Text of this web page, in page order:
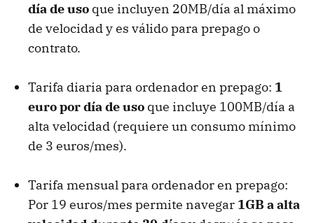
día de uso que incluyen 20MB/día al máximo
de velocidad y es válido para prepago o
contrato.
Tarifa diaria para ordenador en prepago: 1
euro por día de uso que incluye 100MB/día a
alta velocidad (requiere un consumo mínimo
de 3 euros/mes).
Tarifa mensual para ordenador en prepago:
Por 19 euros/mes permite navegar 1GB a alta